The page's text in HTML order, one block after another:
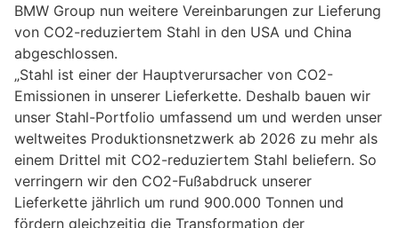
BMW Group nun weitere Vereinbarungen zur Lieferung
von CO2-reduziertem Stahl in den USA und China
abgeschlossen.
„Stahl ist einer der Hauptverursacher von CO2-
Emissionen in unserer Lieferkette. Deshalb bauen wir
unser Stahl-Portfolio umfassend um und werden unser
weltweites Produktionsnetzwerk ab 2026 zu mehr als
einem Drittel mit CO2-reduziertem Stahl beliefern. So
verringern wir den CO2-Fußabdruck unserer
Lieferkette jährlich um rund 900.000 Tonnen und
fördern gleichzeitig die Transformation der